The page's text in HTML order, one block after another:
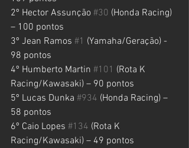
2º Hector Assunção #30 (Honda Racing)
– 100 pontos
3º Jean Ramos #1 (Yamaha/Geração) -
98 pontos
4º Humberto Martin #101 (Rota K
Racing/Kawasaki) – 90 pontos
5º Lucas Dunka #934 (Honda Racing) –
58 pontos
6º Caio Lopes #134 (Rota K
Racing/Kawasaki) – 49 pontos